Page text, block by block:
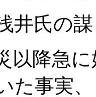
井氏の
降急に
た事実、